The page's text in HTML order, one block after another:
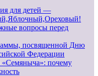
для детей —
вопросы перед
посвященной Дню
Федерации
«Семяныча»: почему